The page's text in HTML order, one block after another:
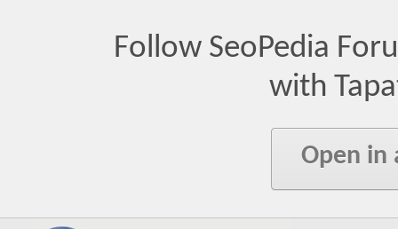
Follow SeoPedia
with
Open in